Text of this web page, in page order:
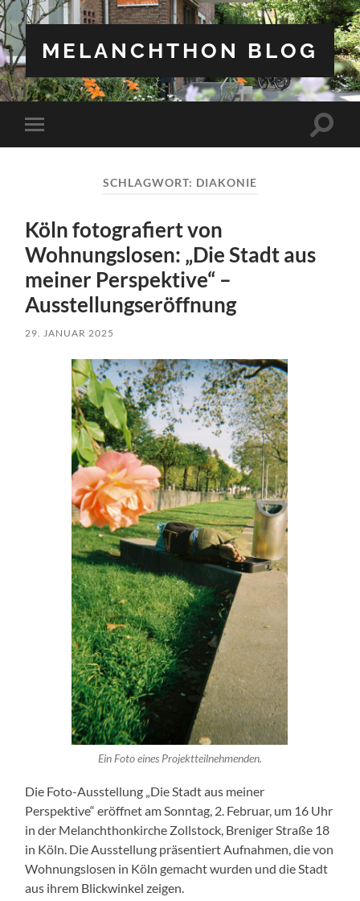
MELANCHTHON BLOG
Mobile-
Menü
SCHLAGWORT: DIAKONIE
Köln fotografiert von
Wohnungslosen: „Die Stadt aus
meiner Perspektive“ –
Ausstellungseröffnung
29. JANUAR 2025
Ein Foto eines Projektteilnehmenden.
Die Foto-Ausstellung „Die Stadt aus meiner
Perspektive“ eröffnet am Sonntag, 2. Februar, um 16 Uhr
in der Melanchthonkirche Zollstock, Breniger Straße 18
in Köln. Die Ausstellung präsentiert Aufnahmen, die von
Wohnungslosen in Köln gemacht wurden und die Stadt
aus ihrem Blickwinkel zeigen.